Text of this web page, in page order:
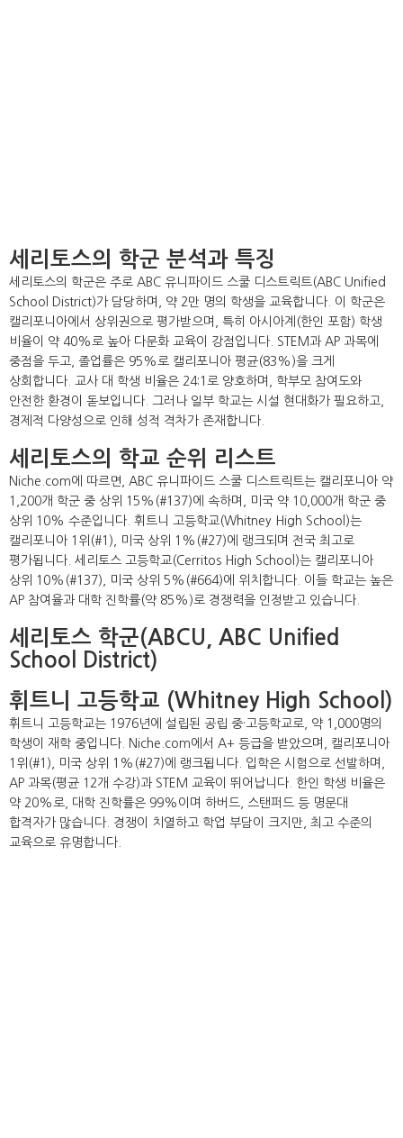
세리토스의 학군 분석과 특징
세리토스의 학군은 주로 ABC 유니파이드 스쿨 디스트릭트(ABC Unified
School District)가 담당하며, 약 2만 명의 학생을 교육합니다. 이 학군은
캘리포니아에서 상위권으로 평가받으며, 특히 아시아계(한인 포함) 학생
비율이 약 40%로 높아 다문화 교육이 강점입니다. STEM과 AP 과목에
중점을 두고, 졸업률은 95%로 캘리포니아 평균(83%)을 크게
상회합니다. 교사 대 학생 비율은 24:1로 양호하며, 학부모 참여도와
안전한 환경이 돋보입니다. 그러나 일부 학교는 시설 현대화가 필요하고,
경제적 다양성으로 인해 성적 격차가 존재합니다.
세리토스의 학교 순위 리스트
Niche.com에 따르면, ABC 유니파이드 스쿨 디스트릭트는 캘리포니아 약
1,200개 학군 중 상위 15%(#137)에 속하며, 미국 약 10,000개 학군 중
상위 10% 수준입니다. 휘트니 고등학교(Whitney High School)는
캘리포니아 1위(#1), 미국 상위 1%(#27)에 랭크되며 전국 최고로
평가됩니다. 세리토스 고등학교(Cerritos High School)는 캘리포니아
상위 10%(#137), 미국 상위 5%(#664)에 위치합니다. 이들 학교는 높은
AP 참여율과 대학 진학률(약 85%)로 경쟁력을 인정받고 있습니다.
세리토스 학군(ABCU, ABC Unified
School District)
휘트니 고등학교 (Whitney High School)
휘트니 고등학교는 1976년에 설립된 공립 중·고등학교로, 약 1,000명의
학생이 재학 중입니다. Niche.com에서 A+ 등급을 받았으며, 캘리포니아
1위(#1), 미국 상위 1%(#27)에 랭크됩니다. 입학은 시험으로 선발하며,
AP 과목(평균 12개 수강)과 STEM 교육이 뛰어납니다. 한인 학생 비율은
약 20%로, 대학 진학률은 99%이며 하버드, 스탠퍼드 등 명문대
합격자가 많습니다. 경쟁이 치열하고 학업 부담이 크지만, 최고 수준의
교육으로 유명합니다.